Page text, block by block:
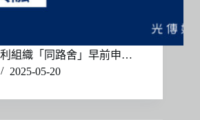
組織「同路舍」早前申…
2025-05-20